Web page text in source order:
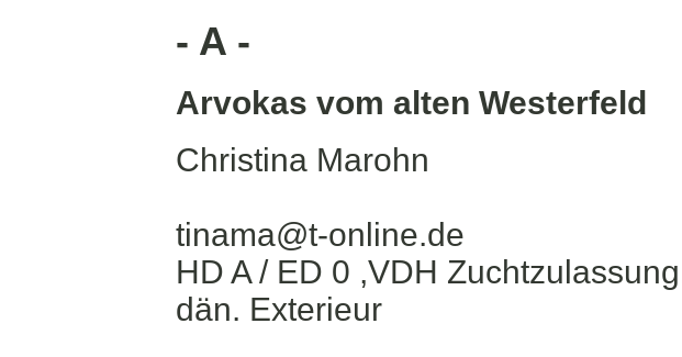
- A -
Arvokas vom alten Westerfeld
Christina Marohn
tinama@t-online.de
HD A / ED 0 ,VDH
dän. Exterieur